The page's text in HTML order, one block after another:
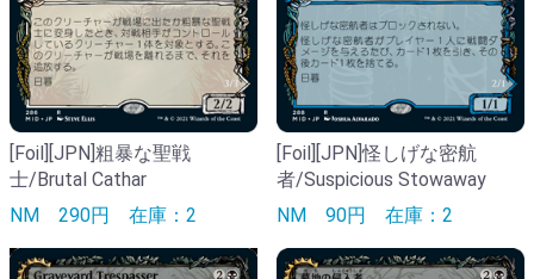
[Foil][JPN]粗暴な聖戦
士/Brutal Cathar
NM 290円 在庫：2
[Foil][JPN]怪しげな密航
者/Suspicious Stowaway
NM 90円 在庫：2